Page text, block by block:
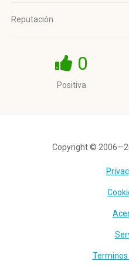
Reputación
0
Positiva
Copyright ©
Terminos